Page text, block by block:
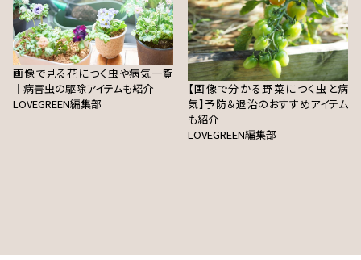
画像で見る花につく虫や病気一覧
｜病害虫の駆除アイテムも紹介
LOVEGREEN編集部
【画像で分かる野菜につく虫と病
気】予防＆退治のおすすめアイテム
も紹介
LOVEGREEN編集部